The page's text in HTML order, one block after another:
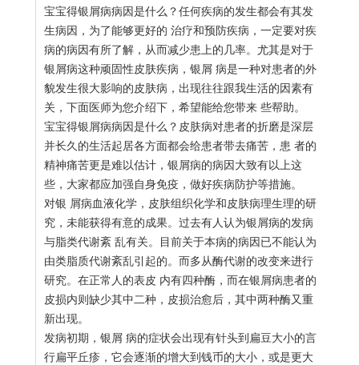
宝宝得银屑病病因是什么？任何疾病的发生都会有其发
生病因，为了能够更好的 治疗和预防疾病，一定要对疾
病的病因有所了解，从而减少患上的几率。尤其是对于
银屑病这种顽固性皮肤疾病，银屑 病是一种对患者的外
貌发生很大影响的皮肤病，出现往往跟我生活的因素有
关，下面医师为您介绍下，希望能给您带来 些帮助。
宝宝得银屑病病因是什么？皮肤病对患者的折磨是深层
并长久的生活起居各方面都会给患者带去痛苦，患 者的
精神痛苦更是难以估计，银屑病的病因大致有以上这
些，大家都应加强自身免疫，做好疾病防护等措施。
对银 屑病血液化学，皮肤组织化学和皮肤病理生理的研
究，未能获得有意的成果。过去有人认为银屑病的发病
与脂类代谢紊 乱有关。目前关于本病的病因已不能认为
由类脂质代谢紊乱引起的。而多从酶代谢的改变来进行
研究。在正常人的表皮 内有四种酶，而在银屑病患者的
皮损内则缺少其中二种，皮损治愈后，其中两种酶又重
新出现。
发病初期，银屑 病的症状会出现有针头到扁豆大小的言
行扁平丘疹，它会逐渐的增大到钱币的大小，或是更大